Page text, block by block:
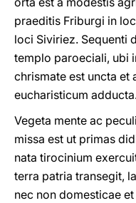
praeditis Friburgi in
loci Siviriez. Sequenti
templo paroeciali, ubi
chrismate est uncta et
eucharisticum
Vegeta mente ac
missa est ut primas
nata tirocinium
terra patria transegit,
nec non domesticae